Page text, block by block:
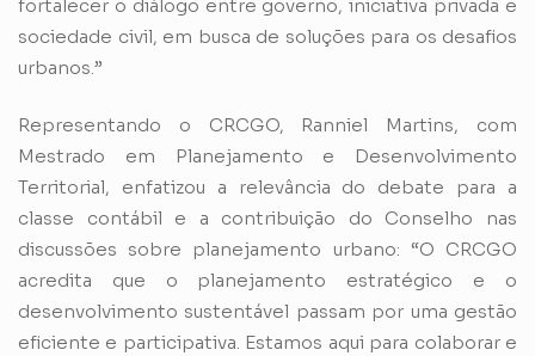
fortalecer o diálogo entre governo, iniciativa privada e
sociedade civil, em busca de soluções para os desafios
urbanos.”
Representando o CRCGO, Ranniel Martins, com
Mestrado em Planejamento e Desenvolvimento
Territorial, enfatizou a relevância do debate para a
classe contábil e a contribuição do Conselho nas
discussões sobre planejamento urbano: “O CRCGO
acredita que o planejamento estratégico e o
desenvolvimento sustentável passam por uma gestão
eficiente e participativa. Estamos aqui para colaborar e